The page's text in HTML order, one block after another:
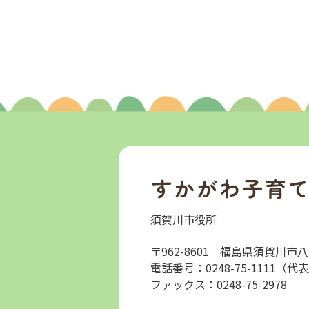
か
わ
子
育
須賀川市役所
〒962-8601
福島県須賀川市
電話番号：0248-75-1111（代表
ファックス：0248-75-2978